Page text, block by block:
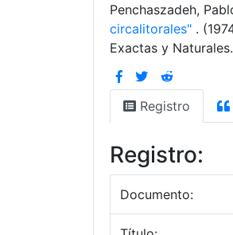
Penchaszadeh,
circalitorales" .
Exactas y Naturales.
Registro
Registro:
Documento: